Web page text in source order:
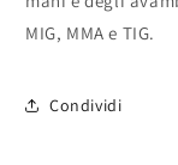
MIG, MMA e TIG.
Condividi